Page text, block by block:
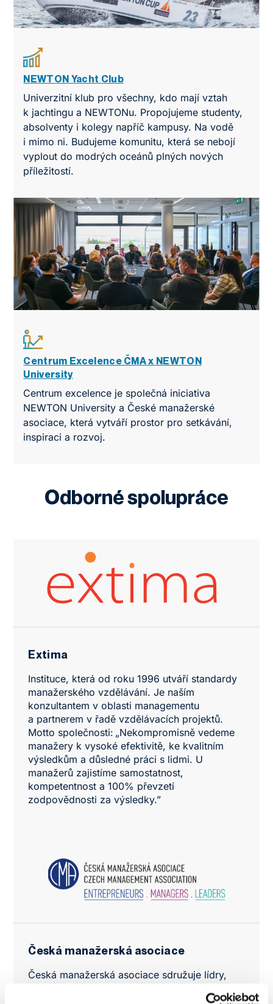
NEWTON Yacht Club
Univerzitní klub pro všechny, kdo mají vztah
k jachtingu a NEWTONu. Propojujeme studenty,
absolventy i kolegy napříč kampusy. Na vodě
i mimo ni. Budujeme komunitu, která se nebojí
vyplout do modrých oceánů plných nových
příležitostí.
Centrum Excelence ČMA x NEWTON
University
Centrum excelence je společná iniciativa
NEWTON University a České manažerské
asociace, která vytváří prostor pro setkávání,
inspiraci a rozvoj.
Odborné spolupráce
Extima
Instituce, která od roku 1996 utváří standardy
manažerského vzdělávání. Je naším
konzultantem v oblasti managementu
a partnerem v řadě vzdělávacích projektů.
Motto společnosti: „Nekompromisně vedeme
manažery k vysoké efektivitě, ke kvalitním
výsledkům a důsledné práci s lidmi. U
manažerů zajistíme samostatnost,
kompetentnost a 100% převzetí
zodpovědnosti za výsledky.”
Česká manažerská asociace
Česká manažerská asociace sdružuje lídry,